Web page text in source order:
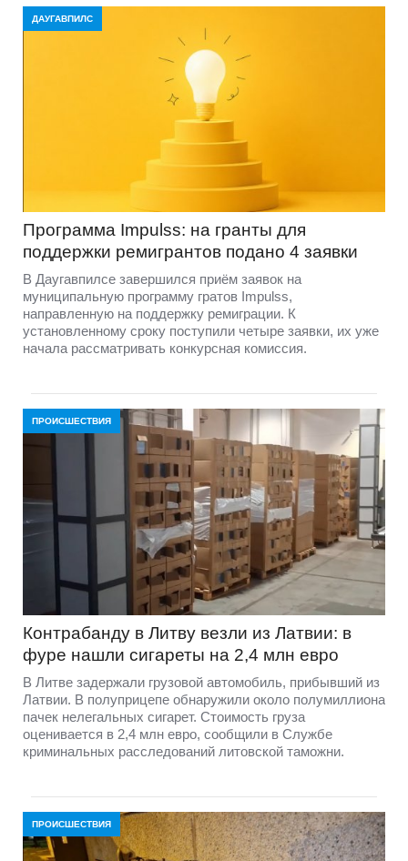
ДАУГАВПИЛС
Программа Impulss: на гранты для
поддержки ремигрантов подано 4 заявки
В Даугавпилсе завершился приём заявок на
муниципальную программу гратов Impulss,
направленную на поддержку ремиграции. К
установленному сроку поступили четыре заявки, их уже
начала рассматривать конкурсная комиссия.
ПРОИСШЕСТВИЯ
Контрабанду в Литву везли из Латвии: в
фуре нашли сигареты на 2,4 млн евро
В Литве задержали грузовой автомобиль, прибывший из
Латвии. В полуприцепе обнаружили около полумиллиона
пачек нелегальных сигарет. Стоимость груза
оценивается в 2,4 млн евро, сообщили в Службе
криминальных расследований литовской таможни.
ПРОИСШЕСТВИЯ